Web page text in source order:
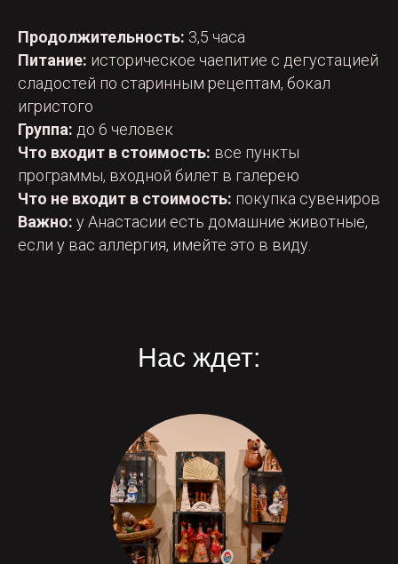
Продолжительность: 3,5 часа
Питание: историческое чаепитие с дегустацией
сладостей по старинным рецептам, бокал
игристого
Группа: до 6 человек
Что входит в стоимость: все пункты
программы, входной билет в галерею
Что не входит в стоимость: покупка сувениров
Важно: у Анастасии есть домашние животные,
если у вас аллергия, имейте это в виду.
Нас ждет: